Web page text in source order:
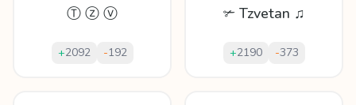
Ⓣ ⓩ ⓥ
+2092 -192
✃ Tzvetan ♫
+2190 -373